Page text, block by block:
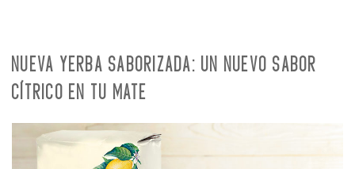
NUEVA YERBA SABORIZADA: UN NUEVO SABOR
CÍTRICO EN TU MATE